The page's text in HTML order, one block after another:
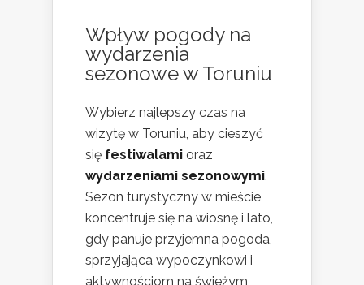
Wpływ pogody na
wydarzenia
sezonowe w Toruniu
Wybierz najlepszy czas na
wizytę w Toruniu, aby cieszyć
się festiwalami oraz
wydarzeniami sezonowymi.
Sezon turystyczny w mieście
koncentruje się na wiosnę i lato,
gdy panuje przyjemna pogoda,
sprzyjająca wypoczynkowi i
aktywnościom na świeżym